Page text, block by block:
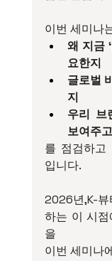
이번 세미나
왜 지금
요한지
글로벌
지
우리 브
보여주
를 점검하고
입니다.
2026년,K-뷰
하는 이 시
을
이번 세미나